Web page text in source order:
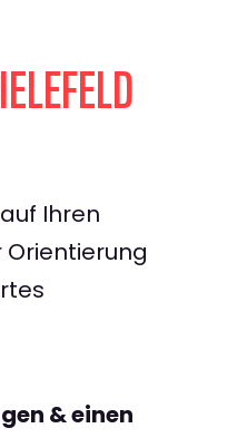
Ihren
& einen